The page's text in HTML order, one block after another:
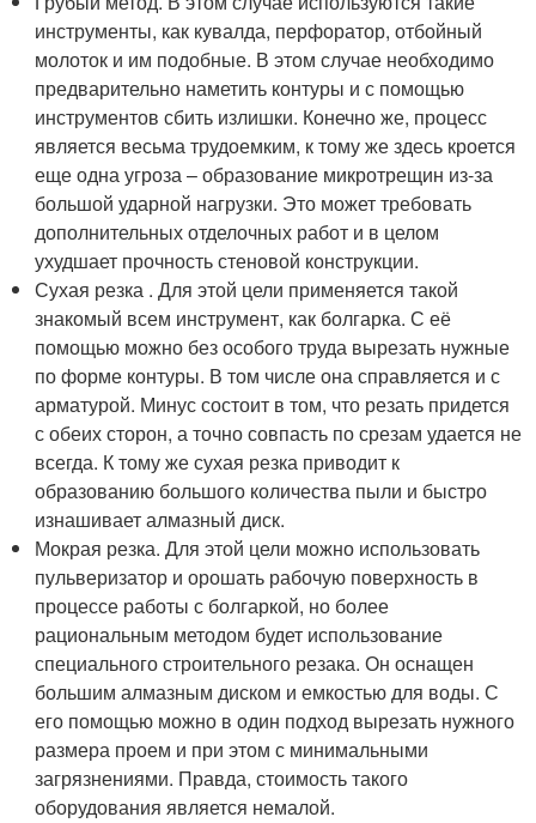
инструменты, как кувалда, перфоратор, отбойный
молоток и им подобные. В этом случае необходимо
предварительно наметить контуры и с помощью
инструментов сбить излишки. Конечно же, процесс
является весьма трудоемким, к тому же здесь кроется
еще одна угроза – образование микротрещин из-за
большой ударной нагрузки. Это может требовать
дополнительных отделочных работ и в целом
ухудшает прочность стеновой конструкции.
Сухая резка . Для этой цели применяется такой
знакомый всем инструмент, как болгарка. С её
помощью можно без особого труда вырезать нужные
по форме контуры. В том числе она справляется и с
арматурой. Минус состоит в том, что резать придется
с обеих сторон, а точно совпасть по срезам удается не
всегда. К тому же сухая резка приводит к
образованию большого количества пыли и быстро
изнашивает алмазный диск.
Мокрая резка. Для этой цели можно использовать
пульверизатор и орошать рабочую поверхность в
процессе работы с болгаркой, но более
рациональным методом будет использование
специального строительного резака. Он оснащен
большим алмазным диском и емкостью для воды. С
его помощью можно в один подход вырезать нужного
размера проем и при этом с минимальными
загрязнениями. Правда, стоимость такого
оборудования является немалой.